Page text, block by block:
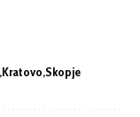
Kratovo Skopje